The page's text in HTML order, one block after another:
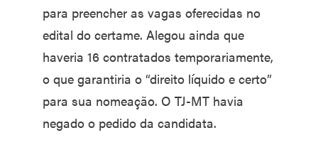
para preencher as vagas oferecidas no
edital do certame. Alegou ainda que
haveria 16 contratados temporariamente,
o que garantiria o “direito líquido e certo”
para sua nomeação. O TJ-MT havia
negado o pedido da candidata.